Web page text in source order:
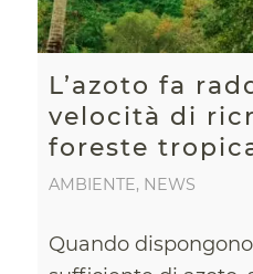
L’azoto fa
velocità di
foreste
AMBIENTE, NEWS
Quando